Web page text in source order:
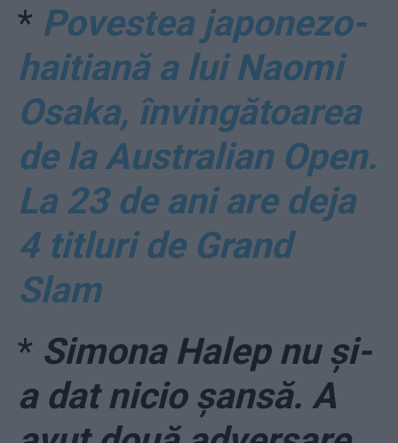
* Povestea japonezo-
haitiană a lui Naomi
Osaka, învingătoarea
de la Australian Open.
La 23 de ani are deja
4 titluri de Grand
Slam
* Simona Halep nu și-
a dat nicio șansă. A